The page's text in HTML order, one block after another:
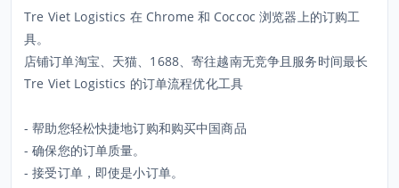
Tre Viet Logistics 在 Chrome 和 Coccoc 浏览器上的订购工
具。
店铺订单淘宝、天猫、1688、寄往越南无竞争且服务时间最长
Tre Viet Logistics 的订单流程优化工具
- 帮助您轻松快捷地订购和购买中国商品
- 确保您的订单质量。
- 接受订单，即使是小订单。